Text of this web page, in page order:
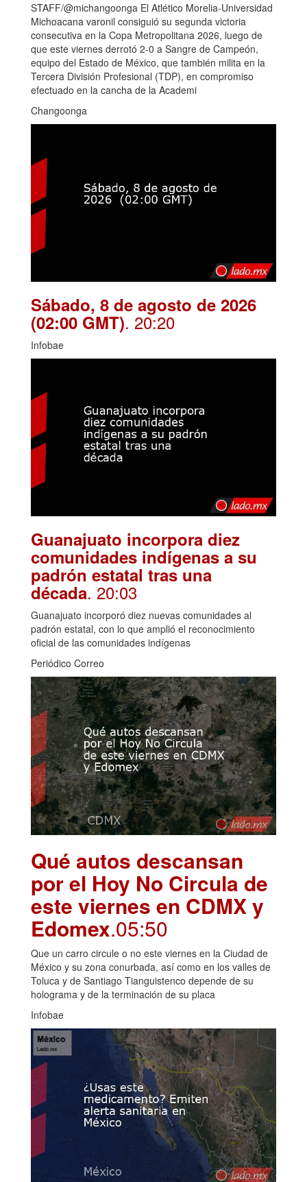
STAFF/@michangoonga El Atlético Morelia-Universidad
Michoacana varonil consiguió su segunda victoria
consecutiva en la Copa Metropolitana 2026, luego de
que este viernes derrotó 2-0 a Sangre de Campeón,
equipo del Estado de México, que también milita en la
Tercera División Profesional (TDP), en compromiso
efectuado en la cancha de la Academi
Changoonga
Sábado, 8 de agosto de 2026
(02:00 GMT). 20:20
Infobae
Guanajuato incorpora diez
comunidades indígenas a su
padrón estatal tras una
década. 20:03
Guanajuato incorporó diez nuevas comunidades al
padrón estatal, con lo que amplió el reconocimiento
oficial de las comunidades indígenas
Periódico Correo
Qué autos descansan
por el Hoy No Circula de
este viernes en CDMX y
Edomex.05:50
Que un carro circule o no este viernes en la Ciudad de
México y su zona conurbada, así como en los valles de
Toluca y de Santiago Tianguistenco depende de su
holograma y de la terminación de su placa
Infobae